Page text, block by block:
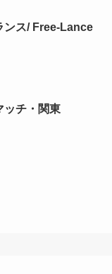
ス/ Free-Lance
ッチ・関東